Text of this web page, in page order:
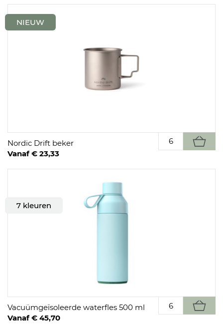
NIEUW
Nordic Drift beker
Vanaf € 23,33
7 kleuren
Vacuümgeïsoleerde waterfles 500 ml
Vanaf € 45,70